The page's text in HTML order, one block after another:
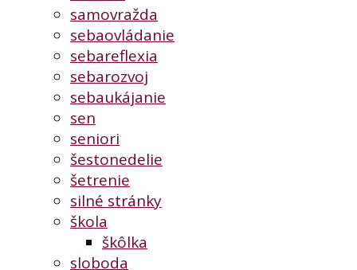
samovražda
sebaovládanie
sebareflexia
sebarozvoj
sebaukájanie
sen
seniori
šestonedelie
šetrenie
silné stránky
škola
škôlka
sloboda